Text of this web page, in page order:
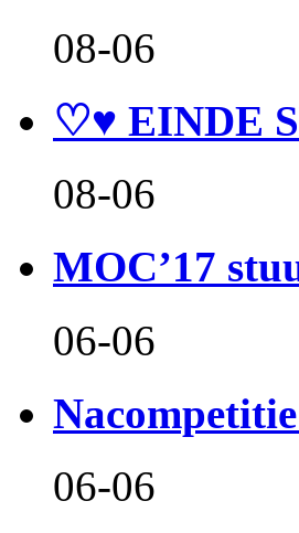
08-06
♡♥ EINDE
08-06
MOC’17
06-06
06-06